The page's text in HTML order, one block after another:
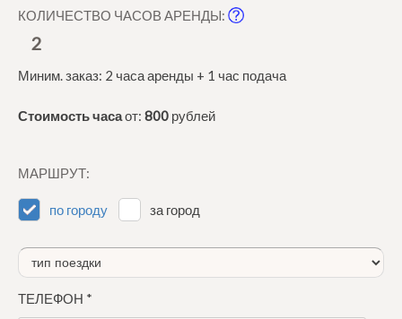
КОЛИЧЕСТВО ЧАСОВ АРЕНДЫ:
2
Миним. заказ: 2 часа аренды + 1 час подача
Стоимость часаот: 800 рублей
МАРШРУТ:
по городу за город
ТЕЛЕФОН *